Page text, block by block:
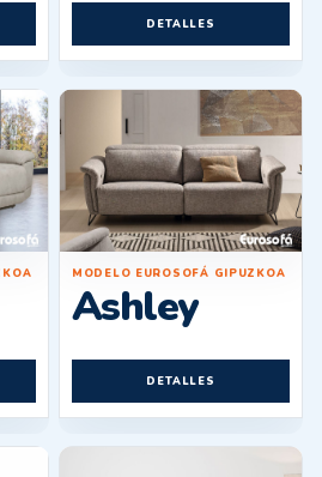
DETALLES
MODELO EUROSOFÁ GIPUZKOA
Ashley
DETALLES